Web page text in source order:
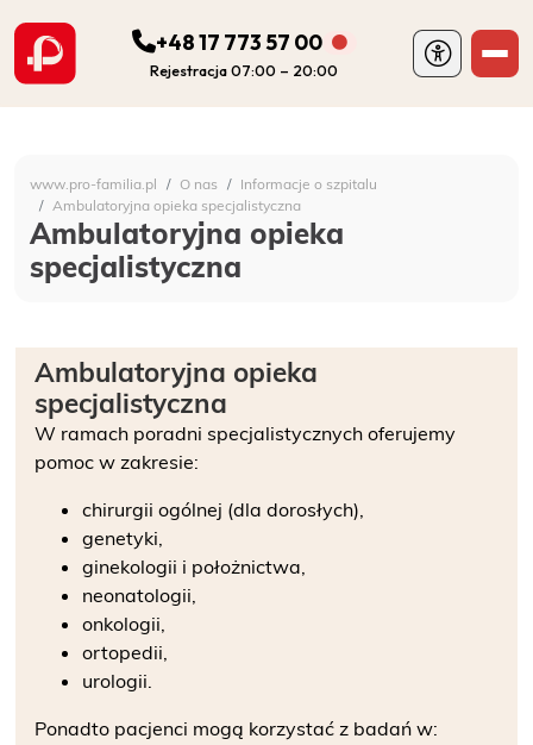
Szpital Specjalistyczny
+48 17 773 57 00
Rejestracja 07:00 – 20:00
PORADNIE
FIZJOTERAPIA
DIAGNOSTYKA
POZOSTAŁA DZIAŁALNOŚĆ SZPITALA
DLA PACJENTA
O NAS
KONTAKT
ONKOLOGIA
www.pro-familia.pl O nas
Informacje o szpitalu
Ambulatoryjna opieka specjalistyczna
Ambulatoryjna opieka
specjalistyczna
Ambulatoryjna opieka
specjalistyczna
W ramach poradni specjalistycznych oferujemy
pomoc w zakresie:
chirurgii ogólnej (dla dorosłych),
genetyki,
ginekologii i położnictwa,
neonatologii,
onkologii,
ortopedii,
urologii.
Ponadto pacjenci mogą korzystać z badań w: